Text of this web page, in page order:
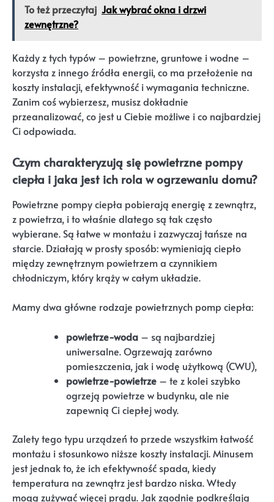
To też przeczytaj Jak wybrać okna i drzwi
zewnętrzne?
Każdy z tych typów – powietrzne, gruntowe i wodne –
korzysta z innego źródła energii, co ma przełożenie na
koszty instalacji, efektywność i wymagania techniczne.
Zanim coś wybierzesz, musisz dokładnie
przeanalizować, co jest u Ciebie możliwe i co najbardziej
Ci odpowiada.
Czym charakteryzują się powietrzne pompy
ciepła i jaka jest ich rola w ogrzewaniu domu?
Powietrzne pompy ciepła pobierają energię z zewnątrz,
z powietrza, i to właśnie dlatego są tak często
wybierane. Są łatwe w montażu i zazwyczaj tańsze na
starcie. Działają w prosty sposób: wymieniają ciepło
między zewnętrznym powietrzem a czynnikiem
chłodniczym, który krąży w całym układzie.
Mamy dwa główne rodzaje powietrznych pomp ciepła:
powietrze-woda – są najbardziej
uniwersalne. Ogrzewają zarówno
pomieszczenia, jak i wodę użytkową (CWU),
powietrze-powietrze – te z kolei szybko
ogrzeją powietrze w budynku, ale nie
zapewnią Ci ciepłej wody.
Zalety tego typu urządzeń to przede wszystkim łatwość
montażu i stosunkowo niższe koszty instalacji. Minusem
jest jednak to, że ich efektywność spada, kiedy
temperatura na zewnątrz jest bardzo niska. Wtedy
mogą zużywać więcej prądu. Jak zgodnie podkreślają